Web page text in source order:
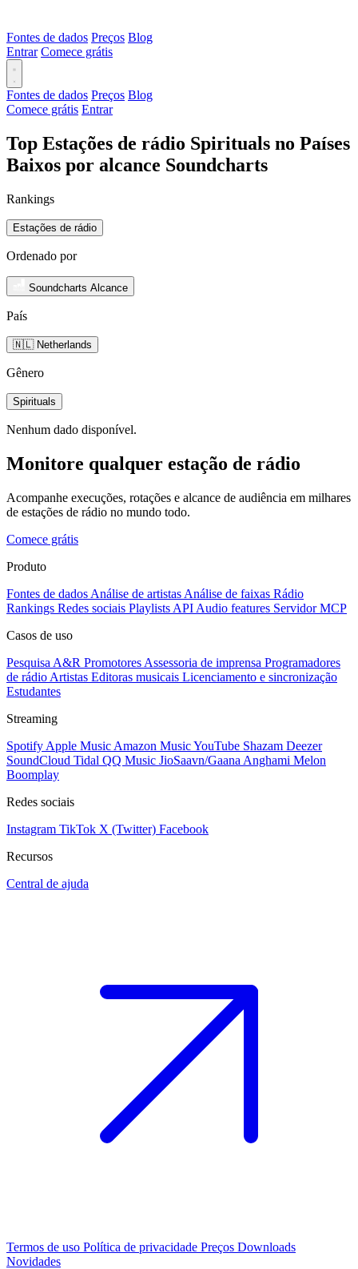
Fontes de dados Preços Blog
Entrar Comece grátis
Fontes de dados Preços Blog
Comece grátis Entrar
Top Estações de rádio Spirituals no Países
Baixos por alcance Soundcharts
Rankings
Estações de rádio
Ordenado por
Soundcharts Alcance
País
🇳🇱 Netherlands
Gênero
Spirituals
Nenhum dado disponível.
Monitore qualquer estação de rádio
Acompanhe execuções, rotações e alcance de audiência em milhares
de estações de rádio no mundo todo.
Comece grátis
Produto
Fontes de dados Análise de artistas Análise de faixas Rádio
Rankings Redes sociais Playlists API Audio features Servidor MCP
Casos de uso
Pesquisa A&R Promotores Assessoria de imprensa Programadores
de rádio Artistas Editoras musicais Licenciamento e sincronização
Estudantes
Streaming
Spotify Apple Music Amazon MusicYouTube Shazam Deezer
SoundCloud Tidal QQ Music JioSaavn/Gaana Anghami Melon
Boomplay
Redes sociais
Instagram TikTok X (Twitter) Facebook
Recursos
Central de ajuda
Termos de uso Política de privacidade Preços Downloads
Novidades